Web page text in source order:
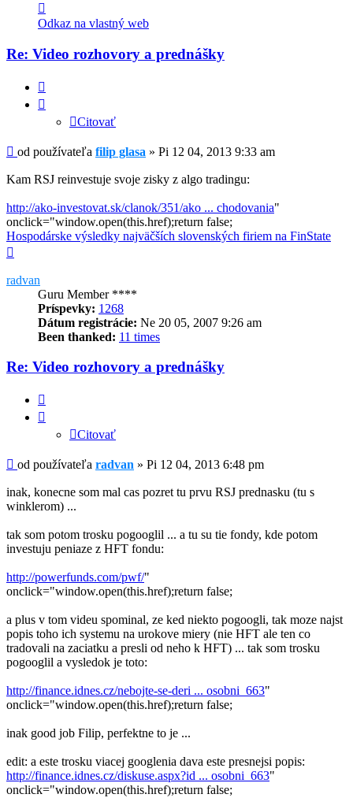
informácie
používateľa
-
filip
Odkaz na vlastný web
Re: Video rozhovory a prednášky
Citovať
Príspevok
od používateľa filip glasa » Pi 12 04, 2013 9:33 am
Kam RSJ reinvestuje svoje zisky z algo tradingu:
http://ako-investovat.sk/clanok/351/ako ... chodovania"
onclick="window.open(this.href);return false;
Hospodárske výsledky najväčších slovenských firiem na FinState
radvan
Guru Member ****
Príspevky: 1268
Dátum registrácie: Ne 20 05, 2007 9:26 am
Been thanked: 11 times
Re: Video rozhovory a prednášky
Citovať
Príspevok
od používateľa radvan » Pi 12 04, 2013 6:48 pm
inak, konecne som mal cas pozret tu prvu RSJ prednasku (tu s
winklerom) ...
tak som potom trosku pogooglil ... a tu su tie fondy, kde potom
investuju peniaze z HFT fondu:
http://powerfunds.com/pwf/"
onclick="window.open(this.href);return false;
a plus v tom videu spominal, ze ked niekto pogoogli, tak moze najst
popis toho ich systemu na urokove miery (nie HFT ale ten co
tradovali na zaciatku a presli od neho k HFT) ... tak som trosku
pogooglil a vysledok je toto:
http://finance.idnes.cz/nebojte-se-deri ... osobni_663"
onclick="window.open(this.href);return false;
inak good job Filip, perfektne to je ...
edit: a este trosku viacej googlenia dava este presnejsi popis:
http://finance.idnes.cz/diskuse.aspx?id ... osobni_663"
onclick="window.open(this.href);return false;